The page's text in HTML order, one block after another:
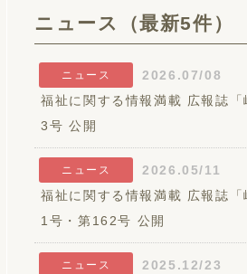
ニュース（最新5件）
ニュース
2026.07/08
福祉に関する情報満載 広報誌
3号 公開
ニュース
2026.05/11
福祉に関する情報満載 広報誌
1号・第162号 公開
ニュース
2025.12/23